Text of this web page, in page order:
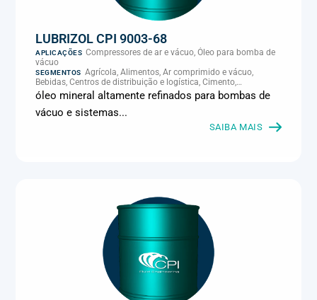
LUBRIZOL CPI 9003-68
APLICAÇÕES Compressores de ar e vácuo, Óleo para bomba de
vácuo
SEGMENTOS Agrícola, Alimentos, Ar comprimido e vácuo,
Bebidas, Centros de distribuição e logística, Cimento,
Climatização e HVAC, Data center, Eletroeletrônica, Embalagens
e latas, Energia (geração), Eólico, Farmacêutica e cosmética,
Frigoríficos e abate, Laticínios, Madeira e móveis,
Metalmecânica, Metalurgia e fundição, Mineração, MRO e
manutenção industrial, Naval e portuário, Panificação, Papel e
óleo mineral altamente refinados para bombas de
vácuo e sistemas...
SAIBA MAIS